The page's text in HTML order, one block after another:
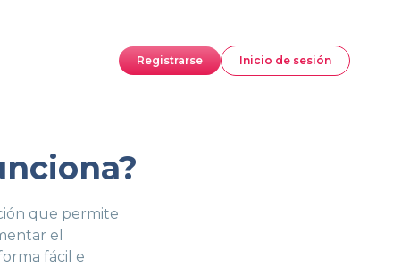
Registrarse Inicio de sesión
que permite
el
fácil e